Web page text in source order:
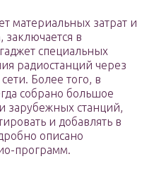
материальных затрат и
заключается в
специальных
радиостанций через
Более того, в
собрано большое
зарубежных станций,
и добавлять в
описано
программ.